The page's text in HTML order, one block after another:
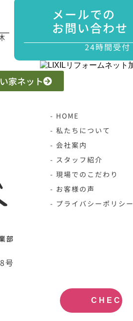
メールでの
お問い合わせ
24時間受付
家ネット
部
号
- HOME
- 私たちについて
- 会社案内
- スタッフ紹介
- 現場でのこだわり
- お客様の声
- プライバシーポリシー
CHECK